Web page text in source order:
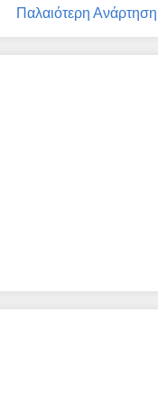
Παλαιότερη Ανάρτηση